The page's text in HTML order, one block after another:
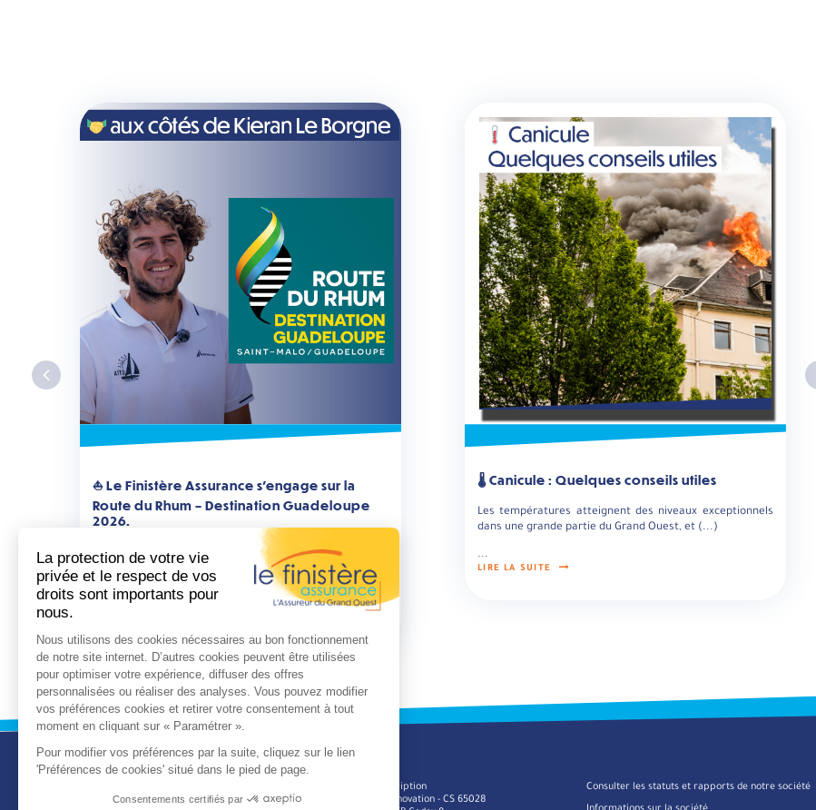
⛵ Le Finistère Assurance s’engage sur la
Route du Rhum – Destination Guadeloupe
2026.
⛵ Le Finistère Assurance acteur reconnu de l’assurance
plaisance dans le Grand Ouest, (...)
...
🌡️ Canicule : Quelques conseils utiles
Les températures atteignent des niveaux exceptionnels
dans une grande partie du Grand Ouest, et (...)
...
LIRE LA SUITE
Service souscription
8 route de l’innovation - CS 65028
Consulter les statuts et rapports de notre société